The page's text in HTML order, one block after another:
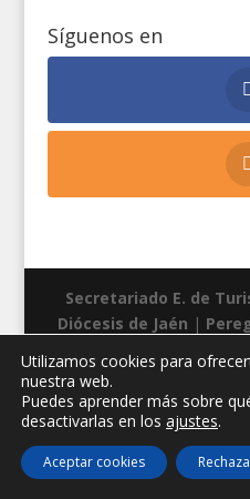
Síguenos en
Secretariado E. de
Diócesis de Jaén |
Utilizamos cookies para
nuestra web.
Puedes aprender más sobre
desactivarlas en los ajustes.
Aceptar cookies